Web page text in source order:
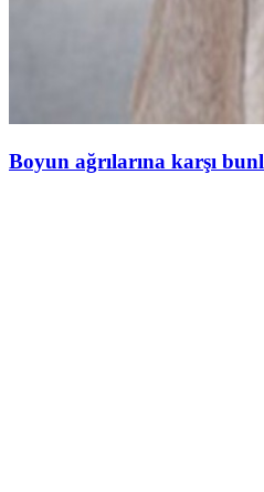
Boyun ağrılarına karşı